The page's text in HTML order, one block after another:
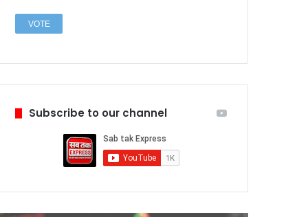
Subscribe to our channel